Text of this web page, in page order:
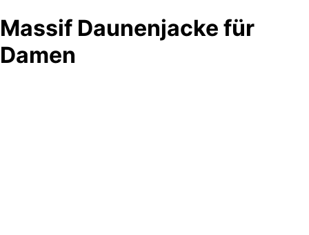
Massif Daunenjacke für
Damen